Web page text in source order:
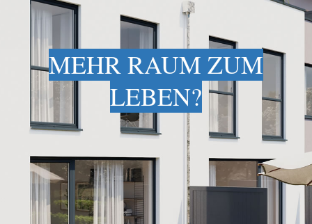
MEHR RAUM ZUM
LEBEN?